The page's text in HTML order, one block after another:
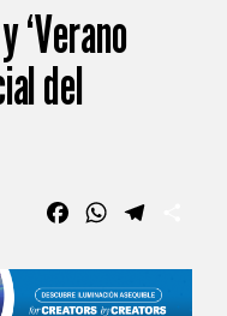
‘Verano
del
FacebookWhatsApp